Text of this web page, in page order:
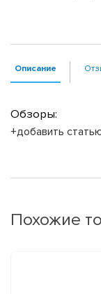
Описание
Обзоры:
+добавить
Похожие